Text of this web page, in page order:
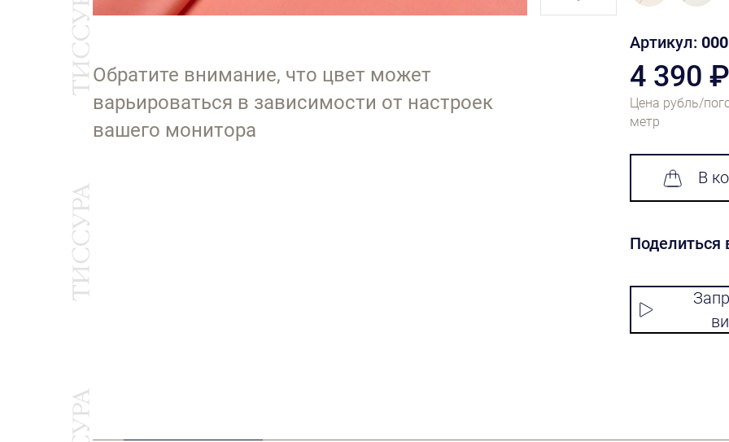
Обратите внимание, что цвет может
варьироваться в зависимости от настроек
вашего монитора
Артикул:
4 390
Цена рубль/
метр
В
Поделиться